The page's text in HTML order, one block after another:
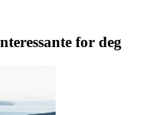
for deg